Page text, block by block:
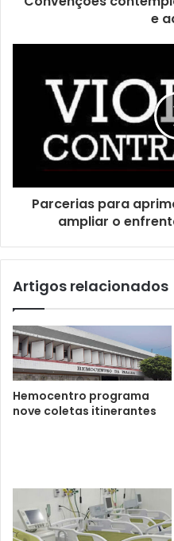
e
e
Parcerias para
ampliar o
Artigos relacionados
Hemocentro programa
nove coletas itinerantes